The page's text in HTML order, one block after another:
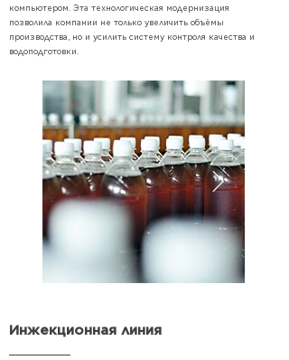
компьютером. Эта технологическая модернизация
позволила компании не только увеличить объёмы
производства, но и усилить систему контроля качества и
водоподготовки.
Инжекционная линия